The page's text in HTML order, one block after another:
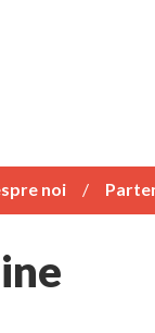
noi